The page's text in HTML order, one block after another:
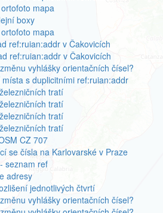
mapa
boxy
mapa
ref:ruian:addr v Čakovicích
ref:ruian:addr v Čakovicích
vyhlášky orientačních čísel?
s duplicitními ref:ruian:addr
tratí
tratí
tratí
tratí
CZ 707
se čísla na Karlovarské v Praze
seznam ref
adresy
jednotlivých čtvrtí
vyhlášky orientačních čísel?